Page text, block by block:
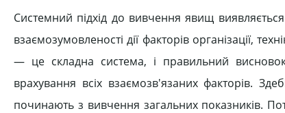
Системний підхід до вивчення явищ
взаємозумовленості дії факторів організації,
— це складна система, і правильний
врахування всіх взаємозв'язаних факторів.
починають з вивчення загальних показників.